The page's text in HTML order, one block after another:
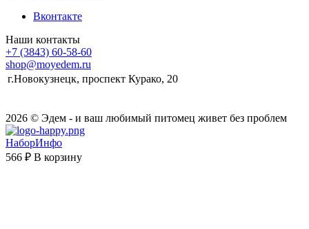
Вконтакте
Наши контакты
+7 (3843) 60-58-60
shop@moyedem.ru
г.Новокузнецк, проспект Курако, 20
2026 © Эдем - и ваш любимый питомец живет без проблем
НаборИнфо
566 ₽ В корзину